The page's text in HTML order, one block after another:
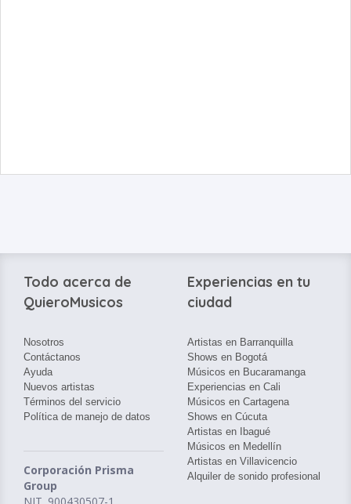
Todo acerca de
QuieroMusicos
Nosotros
Contáctanos
Ayuda
Nuevos artistas
Términos del servicio
Política de manejo de datos
Corporación Prisma
Group
NIT. 900430507-1
Experiencias en tu
ciudad
Artistas en Barranquilla
Shows en Bogotá
Músicos en Bucaramanga
Experiencias en Cali
Músicos en Cartagena
Shows en Cúcuta
Artistas en Ibagué
Músicos en Medellín
Artistas en Villavicencio
Alquiler de sonido profesional